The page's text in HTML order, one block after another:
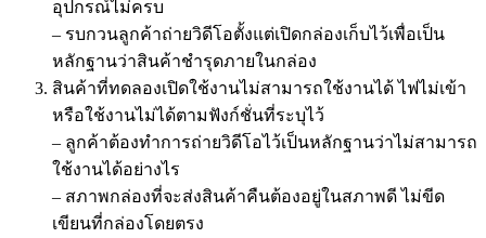
อุปกรณ์ไม่ครบ
– รบกวนลูกค้าถ่ายวิดีโอตั้งแต่เปิดกล่องเก็บไว้เพื่อเป็น
หลักฐานว่าสินค้าชำรุดภายในกล่อง
สินค้าที่ทดลองเปิดใช้งานไม่สามารถใช้งานได้ ไฟไม่เข้า
หรือใช้งานไม่ได้ตามฟังก์ชั่นที่ระบุไว้
– ลูกค้าต้องทำการถ่ายวิดีโอไว้เป็นหลักฐานว่าไม่สามารถ
ใช้งานได้อย่างไร
– สภาพกล่องที่จะส่งสินค้าคืนต้องอยู่ในสภาพดี ไม่ขีด
เขียนที่กล่องโดยตรง